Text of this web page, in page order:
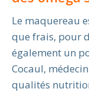
Le maquereau
que frais, pour
également un
Cocaul,
qualités